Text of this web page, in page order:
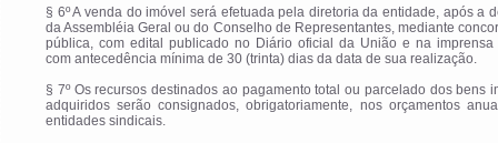
§ 6º A venda do imóvel será efetuada pela diretoria da entidade, após a
da Assembléia Geral ou do Conselho de Representantes, mediante
pública, com edital publicado no Diário oficial da União e na imprensa
com antecedência mínima de 30 (trinta) dias da data de sua realização.
§ 7º Os recursos destinados ao pagamento total ou parcelado dos bens
adquiridos serão consignados, obrigatoriamente, nos orçamentos
entidades sindicais.